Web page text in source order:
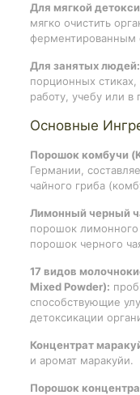
Для мягкой
мягко очистить
ферментированным
Для занятых людей:
порционных
работу, учебу или в
Основные
Порошок комбучи
Германии,
чайного гриба
Лимонный черный
порошок лимонного
порошок черного
17 видов
Mixed Powder):
способствующие
детоксикации
Концентрат
и аромат маракуйи.
Порошок